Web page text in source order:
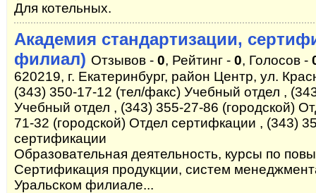
Для котельных.
Академия стандартизации,
филиал) Отзывов - 0, Рейтинг - 0, Голосов -
620219, г. Екатеринбург, район Центр, ул.
(343) 350-17-12 (тел/факс) Учебный отдел ,
Учебный отдел , (343) 355-27-86 (городской)
71-32 (городской) Отдел сертифкации , (343)
сертификации
Образовательная деятельность, курсы по
Сертификация продукции, систем
Уральском филиале...